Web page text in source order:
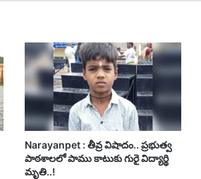
Narayanpet : తీవ్ర విషాదం.. ప్రభుత్వ
పాఠశాలలో పాము కాటుకు గురై విద్యార్థి
మృతి..!